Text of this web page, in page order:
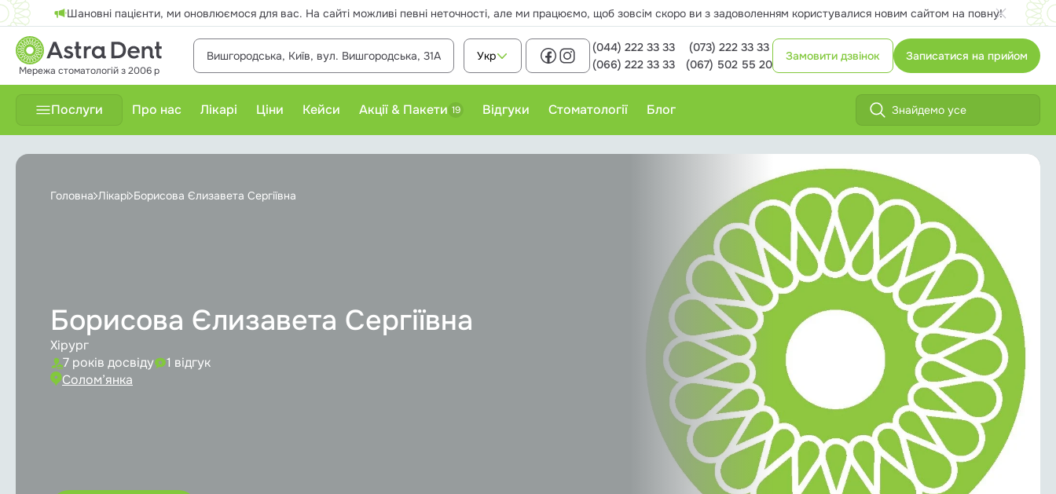
Шановні пацієнти, ми оновлюємося для вас. На сайті можливі певні неточності, але ми працюємо, щоб зовсім скоро ви з задоволенням користувалися новим сайтом на повну!
Мережа стоматологій з 2006 р
Вишгородська, Київ, вул. Вишгородська, 31А Укр
(044) 222 33 33
(073) 222 33 33
(066) 222 33 33
(067) 502 55 20
Замовити дзвінок Записатися на прийом
Послуги Про нас Лікарі Ціни Кейси Акції & Пакети 19 Відгуки Стоматології Блог
Діагностика
Імплантація
Головна Лікарі Борисова Єлизавета Сергіївна
Борисова Єлизавета Сергіївна
Хірург
7 років досвіду
1 відгук
Солом’янка